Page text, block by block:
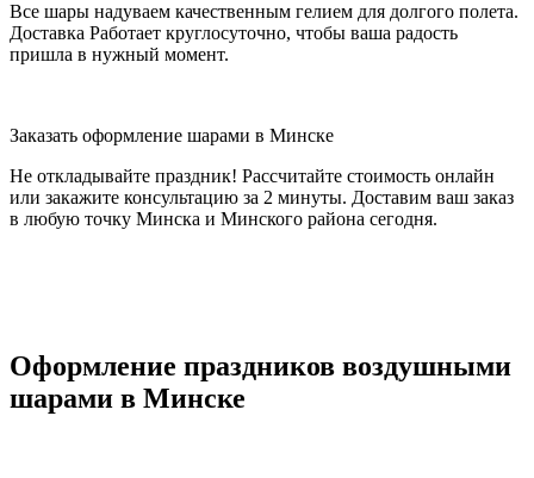
Все шары надуваем качественным гелием для долгого полета.
Доставка Работает круглосуточно, чтобы ваша радость
пришла в нужный момент.
Заказать оформление шарами в Минске
Не откладывайте праздник! Рассчитайте стоимость онлайн
или закажите консультацию за 2 минуты. Доставим ваш заказ
в любую точку Минска и Минского района сегодня.
Оформление праздников воздушными
шарами в Минске